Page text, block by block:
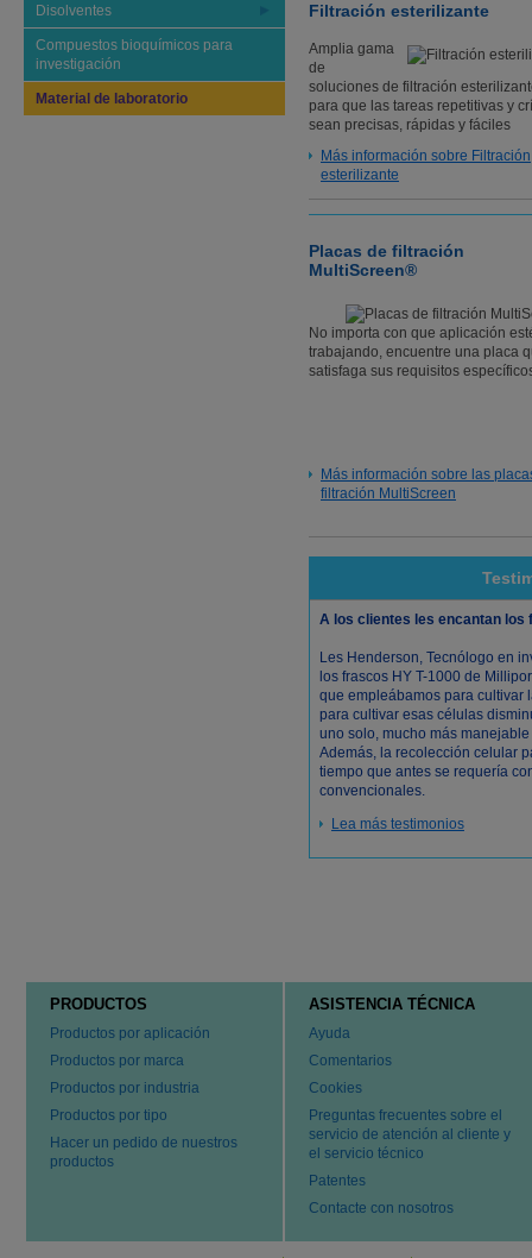
Disolventes
Compuestos bioquímicos para
investigación
Material de laboratorio
Filtración esterilizante
Amplia gama
de
soluciones de filtración
para que las tareas repetitivas y
sean precisas, rápidas y fáciles
Más información sobre Filtración
esterilizante
Placas de filtración
MultiScreen®
No importa con que aplicación
trabajando, encuentre una placa
satisfaga sus requisitos
Más información sobre las
filtración MultiScreen
A los clientes les encantan los
Les Henderson, Tecnólogo en
los frascos HY T-1000 de
que empleábamos para cultivar
para cultivar esas células
uno solo, mucho más
Además, la recolección celular
tiempo que antes se requería
convencionales.
Lea más testimonios
PRODUCTOS
Productos por aplicación
Productos por marca
Productos por industria
Productos por tipo
Hacer un pedido de nuestros
productos
ASISTENCIA TÉCNICA
Ayuda
Comentarios
Cookies
Preguntas frecuentes sobre el
servicio de atención al cliente y
el servicio técnico
Patentes
Contacte con nosotros